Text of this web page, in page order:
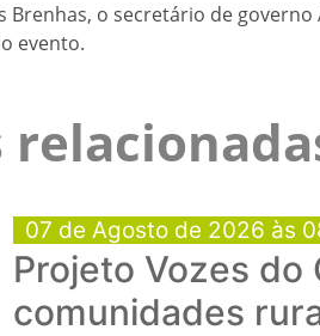
Brenhas, o secretário de
evento.
07 de Agosto de 2026 às
Projeto Vozes
comunidades